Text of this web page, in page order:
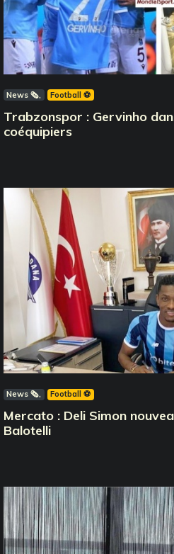
News 🗞️ Football ⚽️
Trabzonspor : Gervinho
coéquipiers
News 🗞️ Football ⚽️
Mercato : Deli Simon
Balotelli